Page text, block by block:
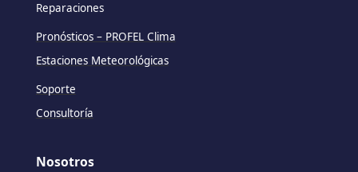
Reparaciones
Pronósticos – PROFEL Clima
Estaciones Meteorológicas
Soporte
Consultoría
Nosotros